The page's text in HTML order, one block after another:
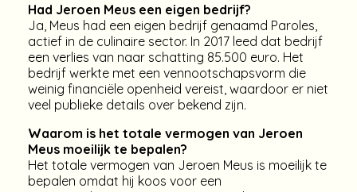
Had Jeroen Meus een eigen bedrijf?
Ja, Meus had een eigen bedrijf genaamd Paroles,
actief in de culinaire sector. In 2017 leed dat bedrijf
een verlies van naar schatting 85.500 euro. Het
bedrijf werkte met een vennootschapsvorm die
weinig financiële openheid vereist, waardoor er niet
veel publieke details over bekend zijn.
Waarom is het totale vermogen van Jeroen
Meus moeilijk te bepalen?
Het totale vermogen van Jeroen Meus is moeilijk te
bepalen omdat hij koos voor een